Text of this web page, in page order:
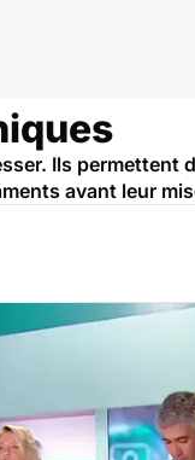
Ils
avant leur